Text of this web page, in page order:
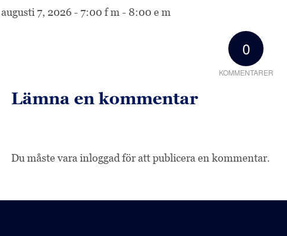
7, 2026 - 7:00 f m - 8:00 e m
0
KOMMENTARER
Lämna en kommentar
Du måste vara inloggad för att publicera en kommentar.